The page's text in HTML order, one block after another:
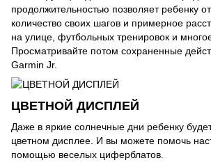
продолжительностью позволяет ребенку
количество своих шагов и примерное
на улице, футбольных тренировок и
Просматривайте потом сохраненные
Garmin Jr.
ЦВЕТНОЙ ДИСПЛЕЙ
Даже в яркие солнечные дни ребенку
цветном дисплее. И вы можете помочь
помощью веселых циферблатов.